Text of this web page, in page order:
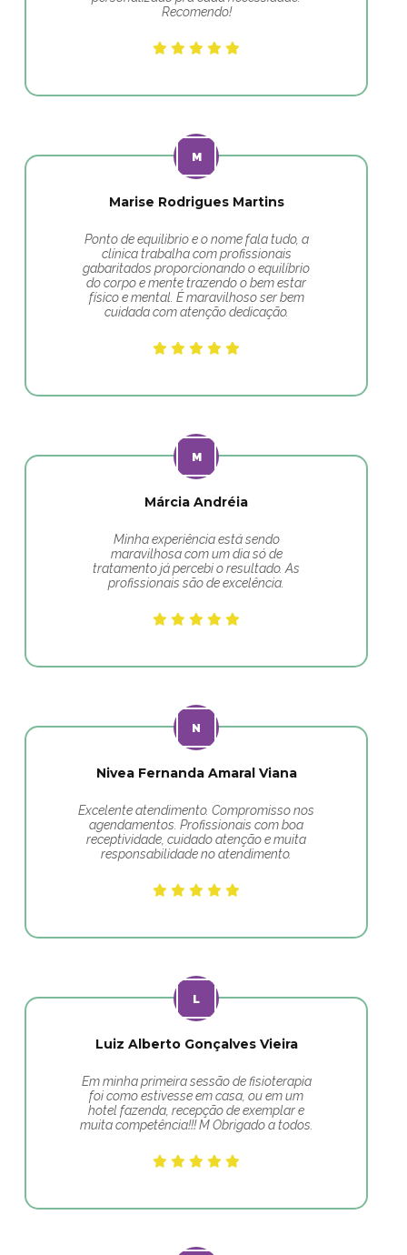
Recomendo!
Marise Rodrigues Martins
Ponto de equilibrio e o nome fala tudo, a
clínica trabalha com profissionais
gabaritados proporcionando o equilíbrio
do corpo e mente trazendo o bem estar
físico e mental. É maravilhoso ser bem
cuidada com atenção dedicação.
Márcia Andréia
Minha experiência está sendo
maravilhosa com um dia só de
tratamento já percebi o resultado. As
profissionais são de excelência.
Nivea Fernanda Amaral Viana
Excelente atendimento. Compromisso nos
agendamentos. Profissionais com boa
receptividade, cuidado atenção e muita
responsabilidade no atendimento.
Luiz Alberto Gonçalves Vieira
Em minha primeira sessão de fisioterapia
foi como estivesse em casa, ou em um
hotel fazenda, recepção de exemplar e
muita competência!!! M Obrigado a todos.